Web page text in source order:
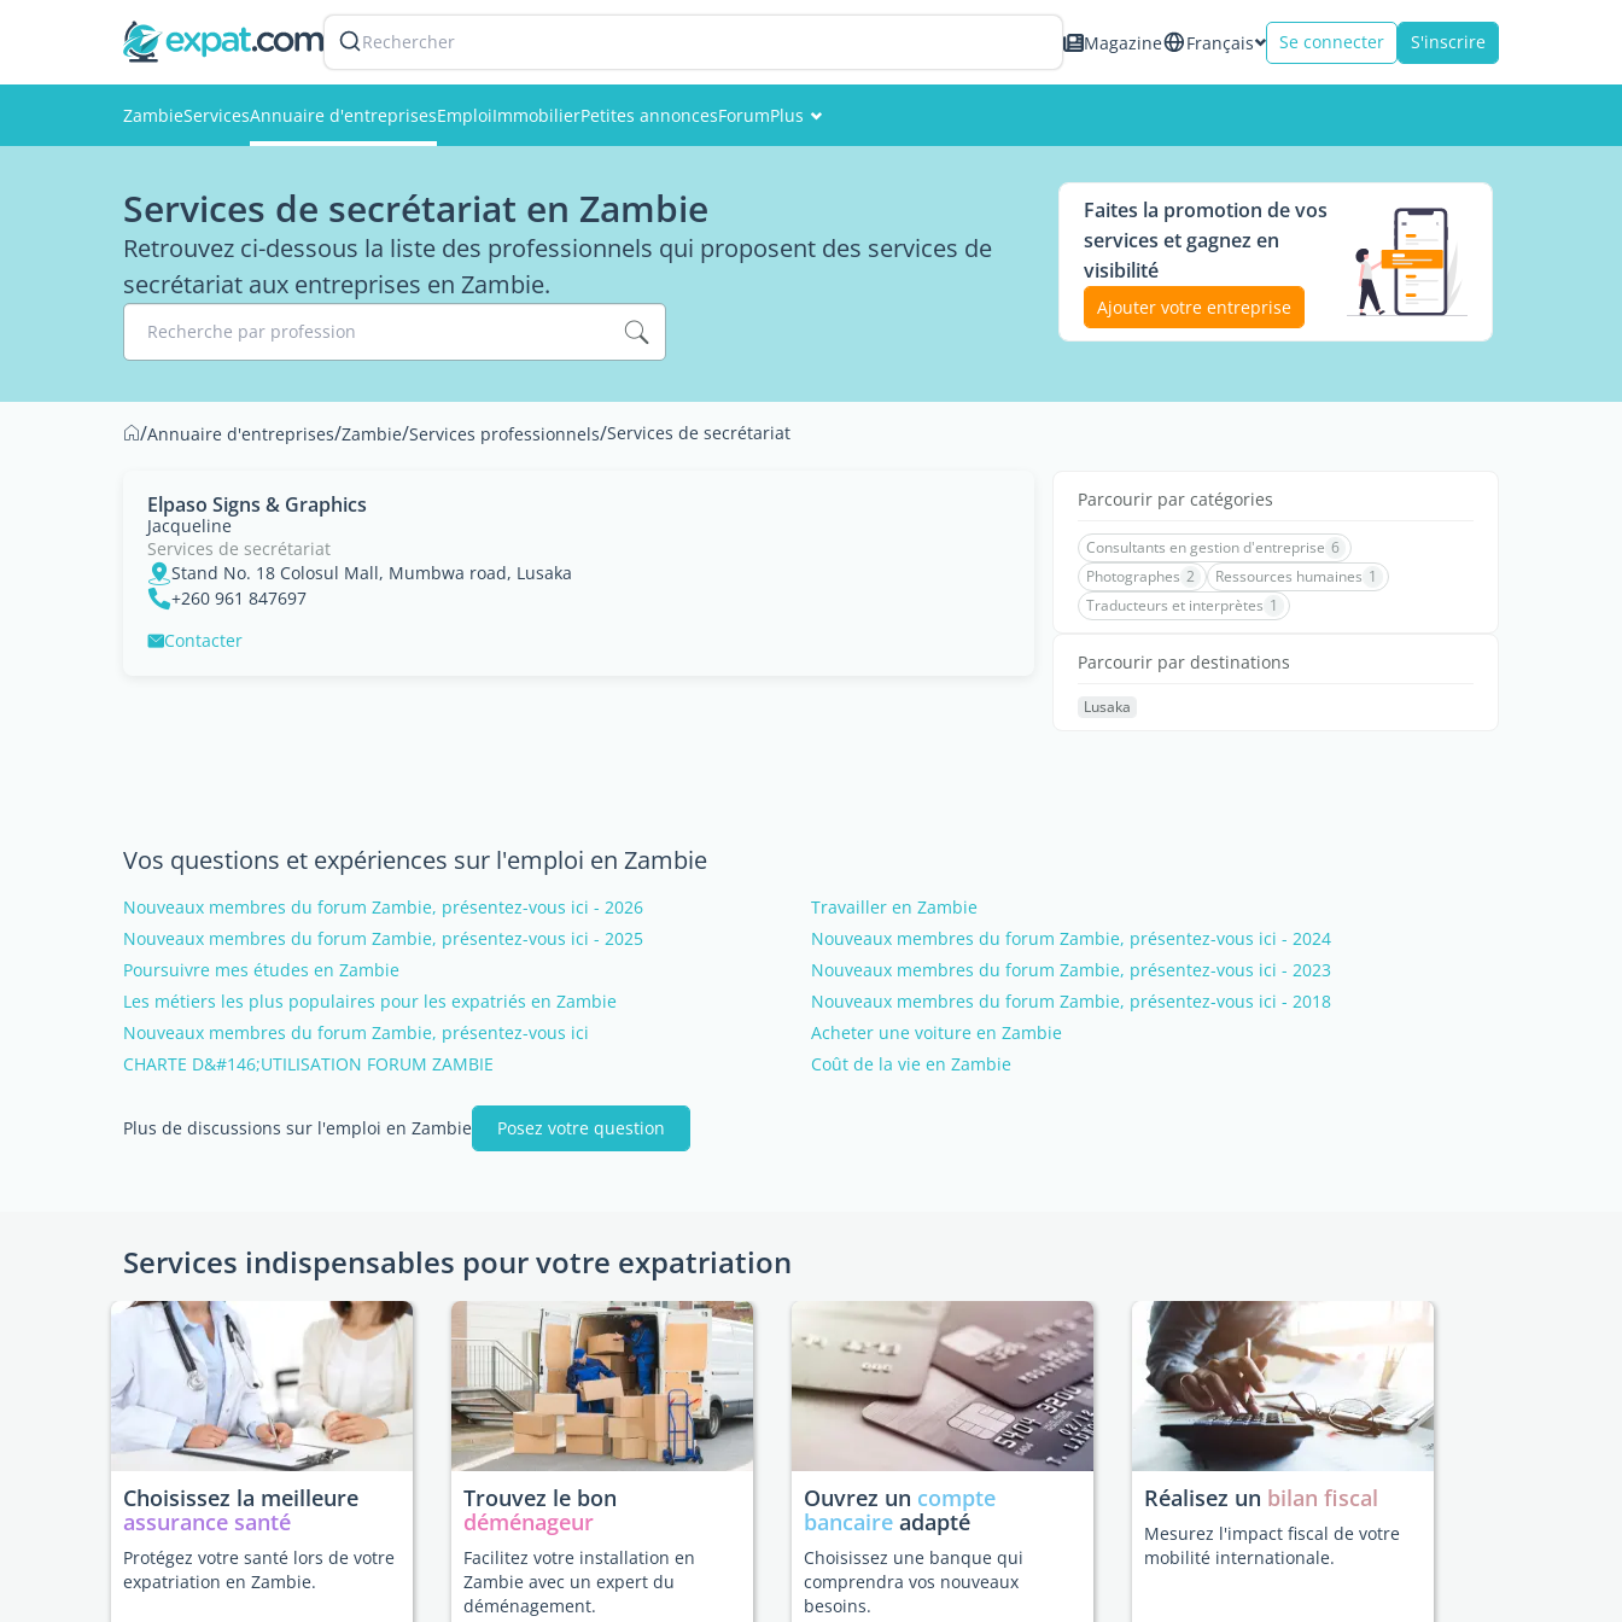
Rechercher Magazine Français Se connecter S'inscrire
ZambieServicesAnnuaire d'entreprisesEmploiImmobilierPetites annoncesForumPlus
Services de secrétariat en Zambie
Retrouvez ci-dessous la liste des professionnels qui proposent des services de
secrétariat aux entreprises en Zambie.
Recherche par profession
Faites la promotion de vos
services et gagnez en
visibilité
Ajouter votre entreprise
/Annuaire d'entreprises/Zambie/Services professionnels/Services de secrétariat
Elpaso Signs & Graphics
Jacqueline
Services de secrétariat
Stand No. 18 Colosul Mall, Mumbwa road, Lusaka
+260 961 847697
Contacter
Parcourir par catégories
Consultants en gestion d'entreprise 6
Photographes 2 Ressources humaines 1
Traducteurs et interprètes 1
Parcourir par destinations
Lusaka
Vos questions et expériences sur l'emploi en Zambie
Nouveaux membres du forum Zambie, présentez-vous ici - 2026
Travailler en Zambie
Nouveaux membres du forum Zambie, présentez-vous ici - 2025
Nouveaux membres du forum Zambie, présentez-vous ici - 2024
Poursuivre mes études en Zambie
Nouveaux membres du forum Zambie, présentez-vous ici - 2023
Les métiers les plus populaires pour les expatriés en Zambie
Nouveaux membres du forum Zambie, présentez-vous ici - 2018
Nouveaux membres du forum Zambie, présentez-vous ici
Acheter une voiture en Zambie
CHARTE D&#146;UTILISATION FORUM ZAMBIE
Coût de la vie en Zambie
Plus de discussions sur l'emploi en Zambie Posez votre question
Services indispensables pour votre expatriation
Choisissez la meilleure
assurance santé
Protégez votre santé lors de votre
expatriation en Zambie.
Trouvez le bon
déménageur
Facilitez votre installation en
Zambie avec un expert du
déménagement.
Ouvrez un compte
bancaire adapté
Choisissez une banque qui
comprendra vos nouveaux
besoins.
Réalisez un bilan fiscal
Mesurez l'impact fiscal de votre
mobilité internationale.